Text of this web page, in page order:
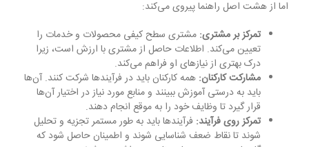
اما از هشت اصل راهنما پیروی می‌کند:
تمرکز بر مشتری: مشتری سطح کیفی محصولات و خدمات را
تعیین می‌کند. اطلاعات حاصل از مشتری با ارزش است، زیرا
درک بهتری از نیازهای او فراهم می‌کند.
مشارکت کارکنان: همه کارکنان باید در فرآیندها شرکت کنند. آن‌ها
باید به درستی آموزش ببینند و منابع مورد نیاز در اختیار آن‌ها
قرار گیرد تا وظایف خود را به موقع انجام دهند.
تمرکز روی فرآیند: فرآیندها باید به طور مستمر تجزیه و تحلیل
شوند تا نقاط ضعف شناسایی شوند و اطمینان حاصل شود که